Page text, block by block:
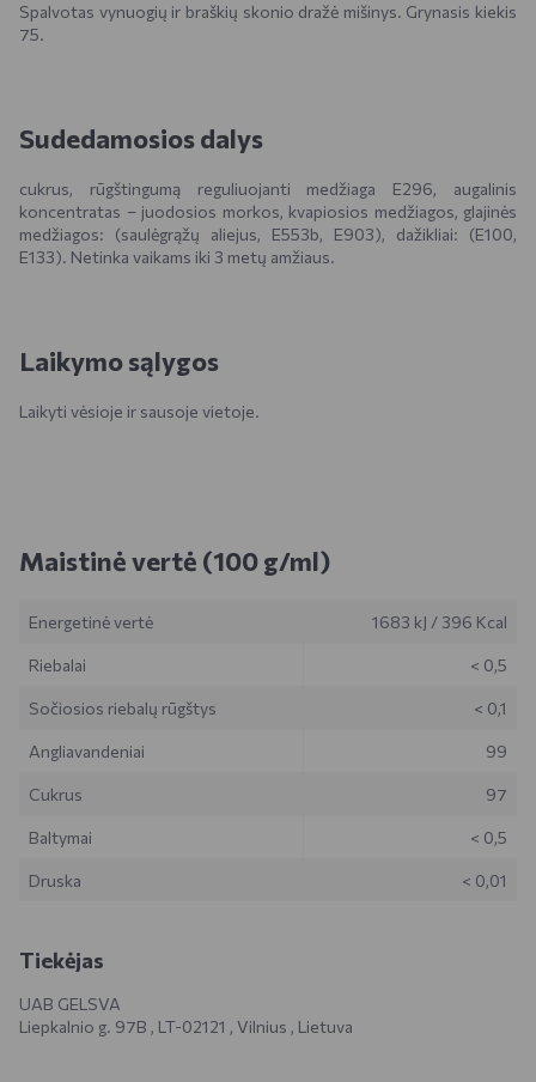
Spalvotas vynuogių ir braškių skonio dražė mišinys. Grynasis kiekis
75.
Sudedamosios dalys
cukrus, rūgštingumą reguliuojanti medžiaga E296, augalinis
koncentratas – juodosios morkos, kvapiosios medžiagos, glajinės
medžiagos: (saulėgrąžų aliejus, E553b, E903), dažikliai: (E100,
E133). Netinka vaikams iki 3 metų amžiaus.
Laikymo sąlygos
Laikyti vėsioje ir sausoje vietoje.
Maistinė vertė (100 g/ml)
Energetinė vertė 1683 kJ / 396 Kcal
Riebalai < 0,5
Sočiosios riebalų rūgštys < 0,1
Angliavandeniai 99
Cukrus 97
Baltymai < 0,5
Druska < 0,01
Tiekėjas
UAB GELSVA
Liepkalnio g. 97B , LT-02121 , Vilnius , Lietuva